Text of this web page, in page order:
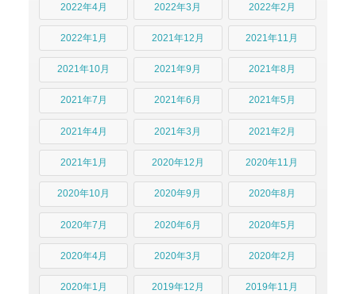
2022年4月 2022年3月 2022年2月
2022年1月 2021年12月 2021年11月
2021年10月 2021年9月 2021年8月
2021年7月 2021年6月 2021年5月
2021年4月 2021年3月 2021年2月
2021年1月 2020年12月 2020年11月
2020年10月 2020年9月 2020年8月
2020年7月 2020年6月 2020年5月
2020年4月 2020年3月 2020年2月
2020年1月 2019年12月 2019年11月